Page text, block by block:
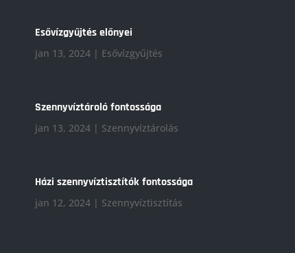
Esővízgyűjtés előnyei
jan 13, 2024| Esővízgyűjtés
Szennyvíztároló fontossága
jan 13, 2024| Szennyvíztárolás
Házi szennyvíztisztítók fontossága
jan 12, 2024| Szennyvíztisztítás